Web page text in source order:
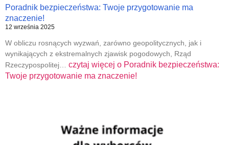
Poradnik bezpieczeństwa: Twoje przygotowanie ma
znaczenie!
12 września 2025
W obliczu rosnących wyzwań, zarówno geopolitycznych, jak i
wynikających z ekstremalnych zjawisk pogodowych, Rząd
Rzeczypospolitej… czytaj więcej o Poradnik bezpieczeństwa:
Twoje przygotowanie ma znaczenie!